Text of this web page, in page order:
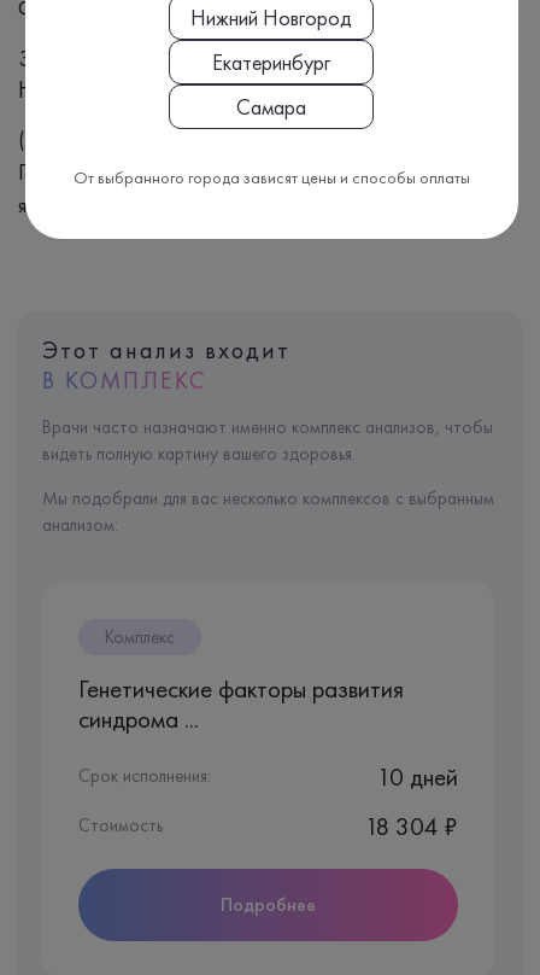
Формат выдачи результата
Заключение
Номенклатура МЗ РФ, Приказ №804н:
(B03.006.001)
Генетические факторы развития синдрома поликистозных
яичников
Этот анализ входит
В КОМПЛЕКС
Врачи часто назначают именно комплекс анализов, чтобы
видеть полную картину вашего здоровья.
Мы подобрали для вас несколько комплексов с выбранным
анализом:
Комплекс
Генетические факторы развития
синдрома ...
Срок исполнения: 10 дней
Стоимость 18 304 ₽
Подробнее
Нижний Новгород
Екатеринбург
Самара
От выбранного города зависят цены и способы оплаты